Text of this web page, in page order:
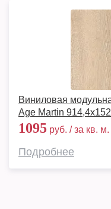
Виниловая
Age Martin
1095 руб. / за кв. м.
Подробнее